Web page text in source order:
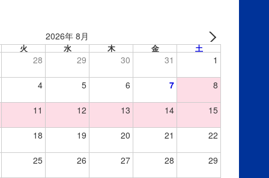
2026年 8月
火 水 木 金 土
28 29 30 31 1
4 5 6 7 8
11 12 13 14 15
18 19 20 21 22
25 26 27 28 29